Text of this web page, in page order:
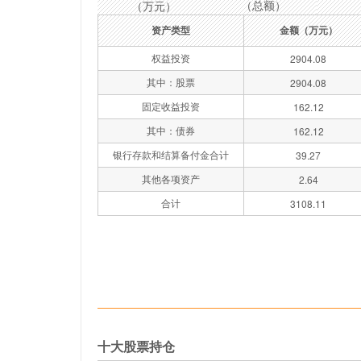
（万元） （总额）
资产类型 金额（万元）
权益投资
2904.08
其中：股票
2904.08
固定收益投资
162.12
其中：债券
162.12
银行存款和结算备付金合计
39.27
其他各项资产
2.64
合计
3108.11
十大股票持仓